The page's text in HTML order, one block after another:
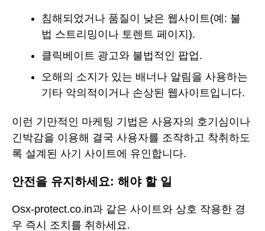
침해되었거나 품질이 낮은 웹사이트(예: 불
법 스트리밍이나 토렌트 페이지).
클릭베이트 광고와 불법적인 팝업.
오해의 소지가 있는 배너나 알림을 사용하는
기타 악의적이거나 손상된 웹사이트입니다.
이런 기만적인 마케팅 기법은 사용자의 호기심이나
긴박감을 이용해 결국 사용자를 조작하고 착취하도
록 설계된 사기 사이트에 유인합니다.
안전을 유지하세요: 해야 할 일
Osx-protect.co.in과 같은 사이트와 상호 작용한 경
우 즉시 조치를 취하세요.